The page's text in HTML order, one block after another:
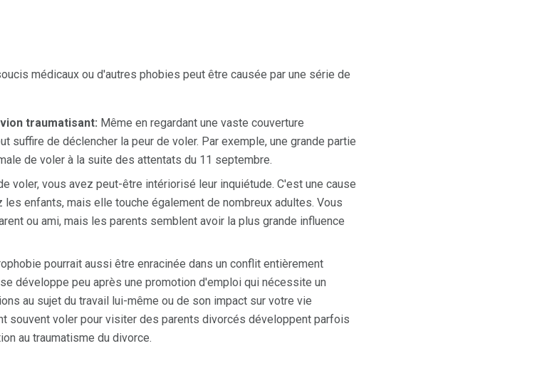
médicaux ou d'autres phobies peut être causée par une série de
traumatisant: Même en regardant une vaste couverture
suffire de déclencher la peur de voler. Par exemple, une grande partie
de voler à la suite des attentats du 11 septembre.
voler, vous avez peut-être intériorisé leur inquiétude. C'est une cause
enfants, mais elle touche également de nombreux adultes. Vous
ou ami, mais les parents semblent avoir la plus grande influence
pourrait aussi être enracinée dans un conflit entièrement
développe peu après une promotion d'emploi qui nécessite un
au sujet du travail lui-même ou de son impact sur votre vie
souvent voler pour visiter des parents divorcés développent parfois
au traumatisme du divorce.